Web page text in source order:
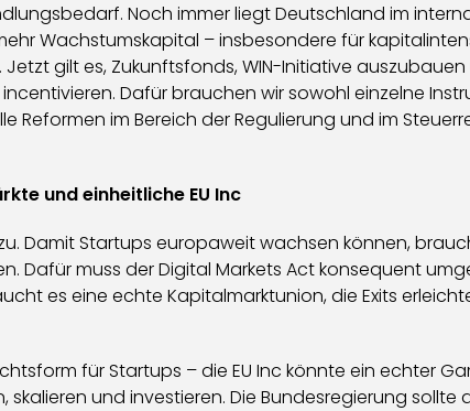
Noch immer liegt Deutschland im
Wachstumskapital – insbesondere für
gilt es, Zukunftsfonds, WIN-Initiative
Dafür brauchen wir sowohl einzelne
im Bereich der Regulierung und im
und einheitliche EU Inc
Damit Startups europaweit wachsen können,
Dafür muss der Digital Markets Act konsequent
es eine echte Kapitalmarktunion, die Exits
für Startups – die EU Inc könnte ein echter
und investieren. Die Bundesregierung sollte